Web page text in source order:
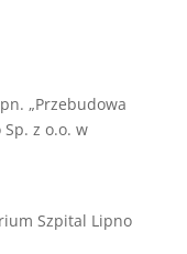
„Przebudowa
z o.o. w
Szpital Lipno